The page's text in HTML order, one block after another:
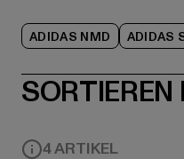
ADIDAS NMD ADIDAS
SORTIEREN
4 ARTIKEL